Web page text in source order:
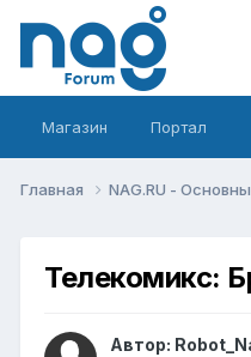
Магазин Портал
Главная NAG.RU -
Телекомикс:
Автор: